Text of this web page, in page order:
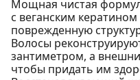
Мощная чистая
с веганским
поврежденную
Волосы
зантиметром, а
чтобы придать им